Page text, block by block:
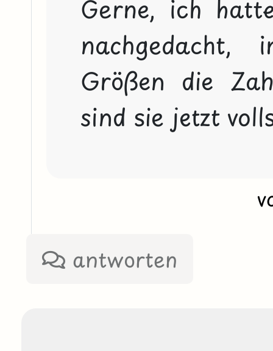
Gerne, ich
nachgedacht,
Größen die
sind sie jetzt
antworten